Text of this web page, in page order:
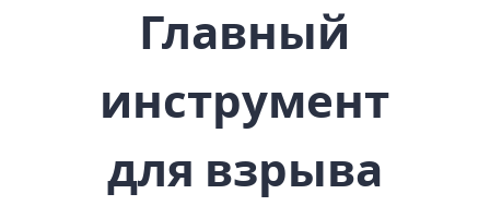
Главный
инструмент
для взрыва